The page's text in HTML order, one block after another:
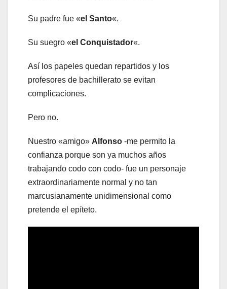
Su padre fue «el Santo«.
Su suegro «el Conquistador«.
Así los papeles quedan repartidos y los
profesores de bachillerato se evitan
complicaciones.
Pero no.
Nuestro «amigo» Alfonso -me permito la
confianza porque son ya muchos años
trabajando codo con codo- fue un personaje
extraordinariamente normal y no tan
marcusianamente unidimensional como
pretende el epíteto.